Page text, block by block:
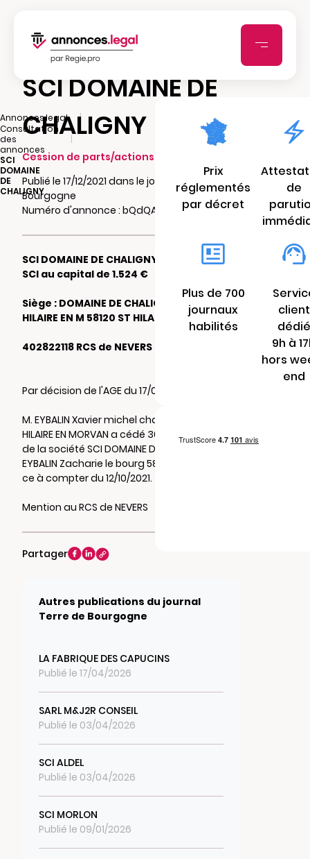
Annonces.legal
|
Consultation
des
annonces
|
SCI
DOMAINE
DE
CHALIGNY
SCI DOMAINE DE
CHALIGNY
Cession de parts/actions sociales
Publié le 17/12/2021 dans le journal Terre de
Bourgogne
Numéro d'annonce : bQdQA9elr7i6P
SCI DOMAINE DE CHALIGNY
SCI au capital de 1.524 €
Siège : DOMAINE DE CHALIGNY SAINT
HILAIRE EN M 58120 ST HILAIRE EN MORVAN
402822118 RCS de NEVERS
Par décision de l'AGE du 17/06/2021
M. EYBALIN Xavier michel chaligny 58120 ST
HILAIRE EN MORVAN a cédé 30 parts sociales
de la société SCI DOMAINE DE CHALIGNY à M.
EYBALIN Zacharie le bourg 58110 ST PEREUSE et
ce à compter du 12/10/2021.
Mention au RCS de NEVERS
Partager
Autres publications du journal
Terre de Bourgogne
LA FABRIQUE DES CAPUCINS
Publié le 17/04/2026
SARL M&J2R CONSEIL
Publié le 03/04/2026
SCI ALDEL
Publié le 03/04/2026
SCI MORLON
Publié le 09/01/2026
Prix
réglementés
par décret
de
Plus de 700
journaux
habilités
client
dédié
9h à
hors
end